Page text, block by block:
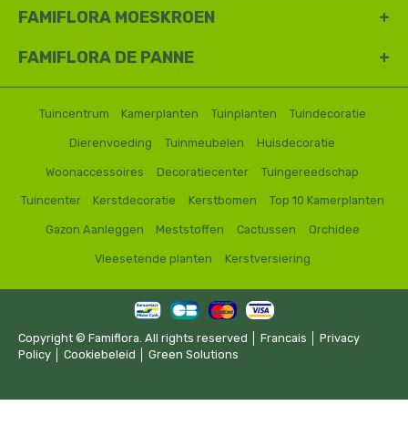
FAMIFLORA MOESKROEN
FAMIFLORA DE PANNE
Tuincentrum Kamerplanten Tuinplanten Tuindecoratie
Dierenvoeding Tuinmeubelen Huisdecoratie
Woonaccessoires Decoratiecenter Tuingereedschap
Tuincenter Kerstdecoratie Kerstbomen Top 10 Kamerplanten
Gazon Aanleggen Meststoffen Cactussen Orchidee
Vleesetende planten Kerstversiering
Copyright © Famiflora. All rights reserved │ Francais
Privacy
Policy
Cookiebeleid Green Solutions